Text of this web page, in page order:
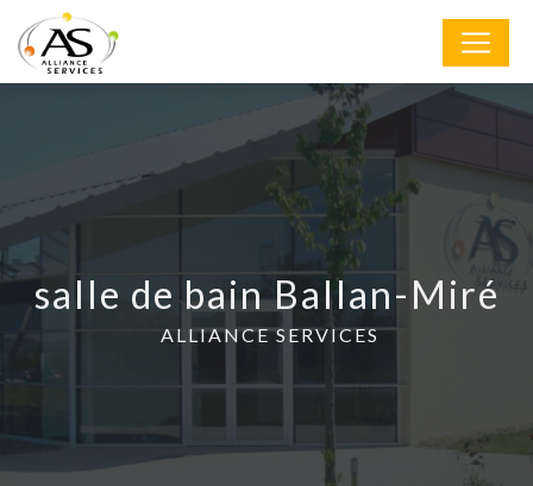
salle de bain Ballan-Miré
ALLIANCE SERVICES
Panneau de gestion des cookies